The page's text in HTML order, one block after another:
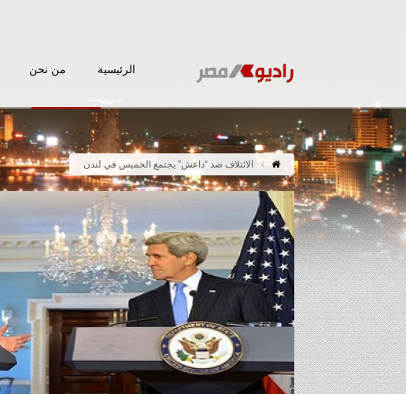
الرئيسية من نحن
الائتلاف ضد “داعش” يجتمع الخميس في لندن